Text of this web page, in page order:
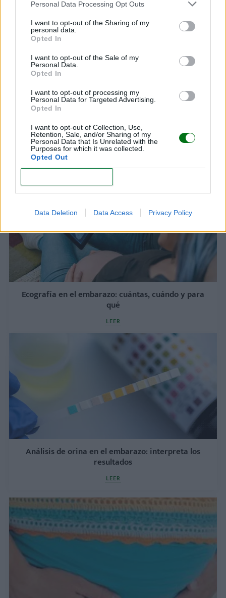
Personal Data Processing Opt Outs
I want to opt-out of the Sharing of my
personal data.
Opted In
I want to opt-out of the Sale of my
Personal Data.
Opted In
I want to opt-out of processing my
Personal Data for Targeted Advertising.
Opted In
I want to opt-out of Collection, Use,
Retention, Sale, and/or Sharing of my
Personal Data that Is Unrelated with the
Purposes for which it was collected.
Opted Out
Data Deletion Data Access Privacy Policy
¿Cómo se sabe si el bebé crece bien en el
vientre?
Ecografía en el embarazo: cuántas, cuándo y para
qué
LEER
Análisis de orina en el embarazo: interpreta los
resultados
LEER